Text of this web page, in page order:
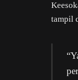
tampil